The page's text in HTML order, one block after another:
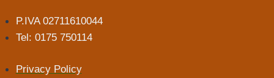
P.IVA 02711610044
Tel: 0175 750114
Privacy Policy